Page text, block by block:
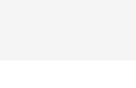
a Doação de Leite Humano, um